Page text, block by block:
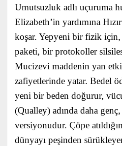
Umutsuzluk adlı uçuruma
Elizabeth’in yardımına
koşar. Yepyeni bir fizik
paketi, bir protokoller
Mucizevi maddenin yan
zafiyetlerinde yatar. Bedel
yeni bir beden doğurur,
(Qualley) adında daha
versiyonudur. Çöpe
dünyayı peşinden